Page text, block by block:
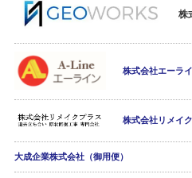
株
株式会社エーラ
株式会社リメイ
大成企業株式会社（御用便）